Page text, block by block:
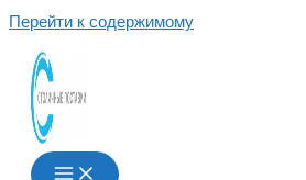
Перейти к содержимому